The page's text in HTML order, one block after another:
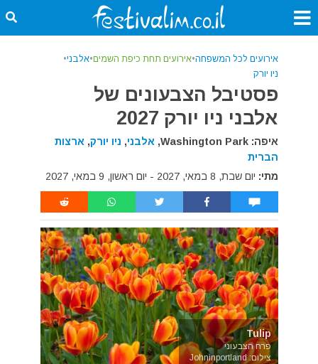
אירועים לכל המשפחה•אירועים תחת כיפת השמים•אלבני•
ניו יורק
פסטיבל הצבעונים של
אלבני ניו יורק 2027
איפה: Washington Park, אלבני, ניו יורק, ארצות
הברית
מתי: יום שבת, 8 במאי, 2027 - יום ראשון, 9 במאי, 2027
Tulip
פרח הצבעוני
צילום: Johninportland